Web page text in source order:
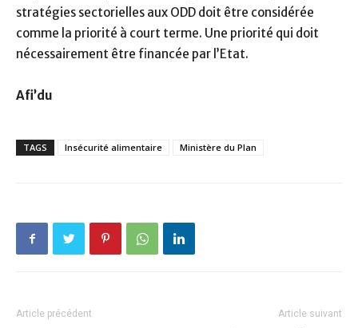
stratégies sectorielles aux ODD doit être considérée
comme la priorité à court terme. Une priorité qui doit
nécessairement être financée par l’Etat.
Afi’du
TAGS Insécurité alimentaire Ministère du Plan
Article précédent Article suivant